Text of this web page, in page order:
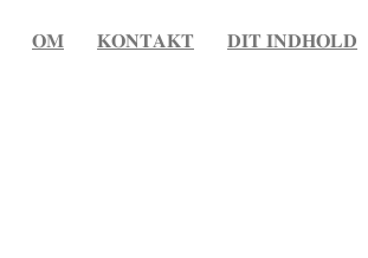
𝐎𝐌 𝐊𝐎𝐍𝐓𝐀𝐊𝐓 𝐃𝐈𝐓 𝐈𝐍𝐃𝐇𝐎𝐋𝐃